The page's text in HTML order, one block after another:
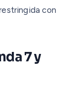
con
7 y